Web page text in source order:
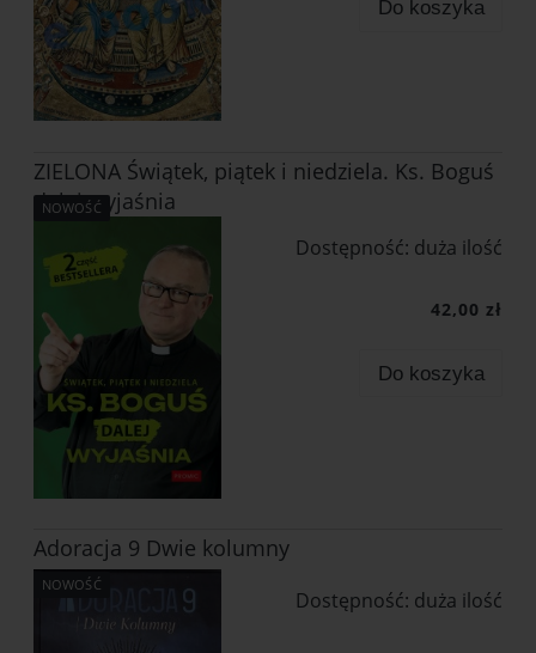
Do koszyka
ZIELONA Świątek, piątek i niedziela. Ks. Boguś
dalej wyjaśnia
Dostępność: duża ilość
42,00 zł
Do koszyka
NOWOŚĆ
Adoracja 9 Dwie kolumny
Dostępność: duża ilość
NOWOŚĆ